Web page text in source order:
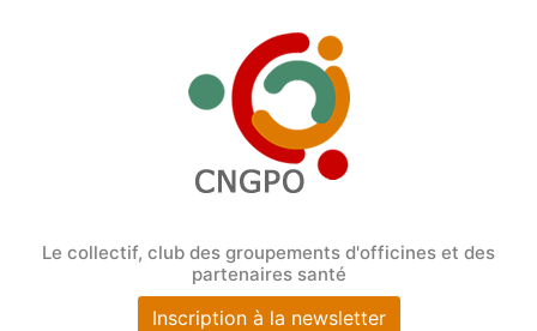
Le collectif, club des groupements d'officines et des
partenaires santé
Inscription à la newsletter